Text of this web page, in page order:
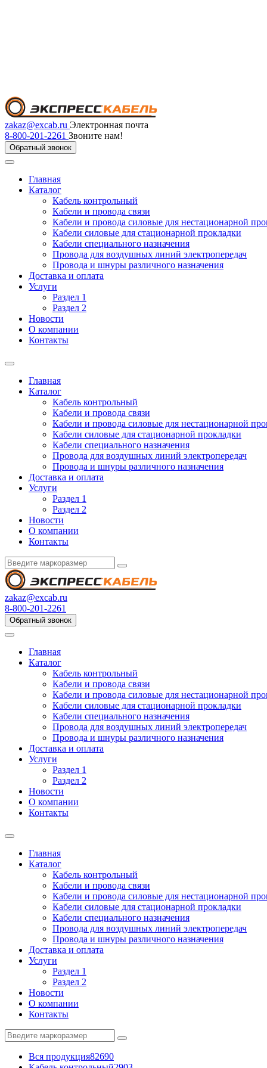
zakaz@excab.ru Электронная почта
8-800-201-2261 Звоните нам!
Обратный звонок
Главная
Каталог
Кабель контрольный
Кабели и провода связи
Кабели и провода силовые для нестационарной
Кабели силовые для стационарной прокладки
Кабели специального назначения
Провода для воздушных линий электропередач
Провода и шнуры различного назначения
Доставка и оплата
Услуги
Раздел 1
Раздел 2
Новости
О компании
Контакты
Главная
Каталог
Кабель контрольный
Кабели и провода связи
Кабели и провода силовые для нестационарной
Кабели силовые для стационарной прокладки
Кабели специального назначения
Провода для воздушных линий электропередач
Провода и шнуры различного назначения
Доставка и оплата
Услуги
Раздел 1
Раздел 2
Новости
О компании
Контакты
zakaz@excab.ru
8-800-201-2261
Обратный звонок
Главная
Каталог
Кабель контрольный
Кабели и провода связи
Кабели и провода силовые для нестационарной
Кабели силовые для стационарной прокладки
Кабели специального назначения
Провода для воздушных линий электропередач
Провода и шнуры различного назначения
Доставка и оплата
Услуги
Раздел 1
Раздел 2
Новости
О компании
Контакты
Главная
Каталог
Кабель контрольный
Кабели и провода связи
Кабели и провода силовые для нестационарной
Кабели силовые для стационарной прокладки
Кабели специального назначения
Провода для воздушных линий электропередач
Провода и шнуры различного назначения
Доставка и оплата
Услуги
Раздел 1
Раздел 2
Новости
О компании
Контакты
Вся продукция82690